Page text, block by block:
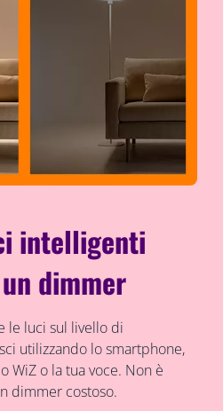
intelligenti
dimmer
le luci sul livello di
utilizzando lo smartphone,
WiZ o la tua voce. Non è
dimmer costoso.